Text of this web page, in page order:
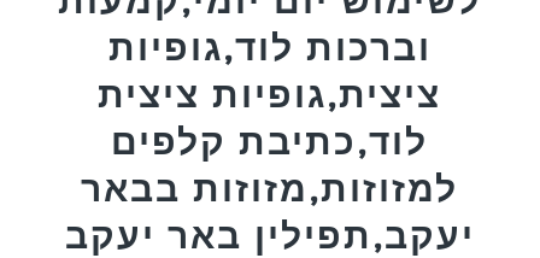
וברכות לוד,גופיות
ציצית,גופיות ציצית
לוד,כתיבת קלפים
למזוזות,מזוזות בבאר
יעקב,תפילין באר יעקב